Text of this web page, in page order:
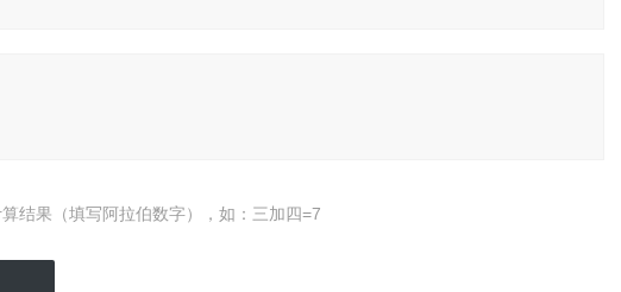
结果（填写阿拉伯数字），如：三加四=7